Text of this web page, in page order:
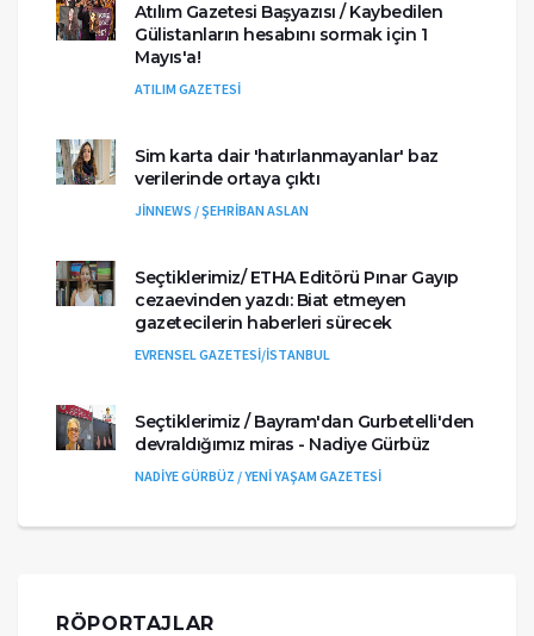
Atılım Gazetesi Başyazısı / Kaybedilen
Gülistanların hesabını sormak için 1
Mayıs'a!
ATILIM GAZETESİ
Sim karta dair 'hatırlanmayanlar' baz
verilerinde ortaya çıktı
JİNNEWS / ŞEHRİBAN ASLAN
Seçtiklerimiz/ ETHA Editörü Pınar Gayıp
cezaevinden yazdı: Biat etmeyen
gazetecilerin haberleri sürecek
EVRENSEL GAZETESİ/İSTANBUL
Seçtiklerimiz / Bayram'dan Gurbetelli'den
devraldığımız miras - Nadiye Gürbüz
NADİYE GÜRBÜZ / YENİ YAŞAM GAZETESİ
RÖPORTAJLAR